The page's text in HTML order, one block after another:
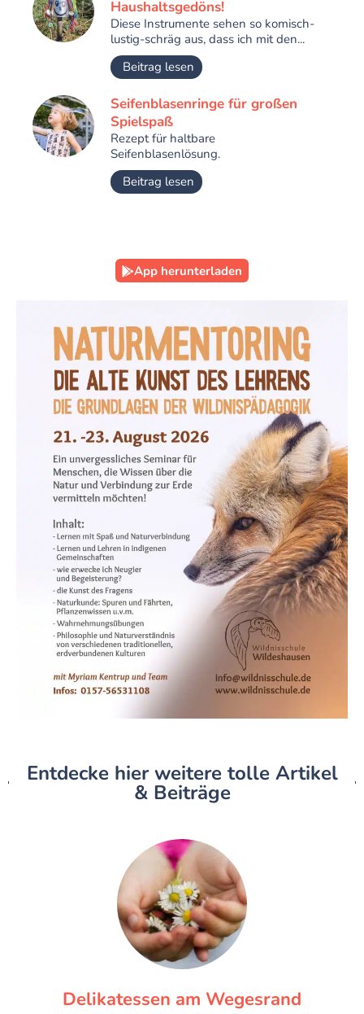
Haushaltsgedöns!
Diese Instrumente sehen so komisch-
lustig-schräg aus, dass ich mit den...
Beitrag lesen
Seifenblasenringe für großen
Spielspaß
Rezept für haltbare
Seifenblasenlösung.
Beitrag lesen
App herunterladen
Entdecke hier weitere tolle Artikel
& Beiträge
Delikatessen am Wegesrand